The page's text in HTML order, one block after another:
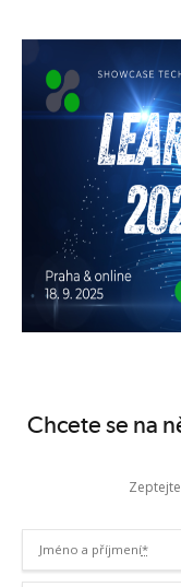
Chcete se na
Jméno a příjmení*